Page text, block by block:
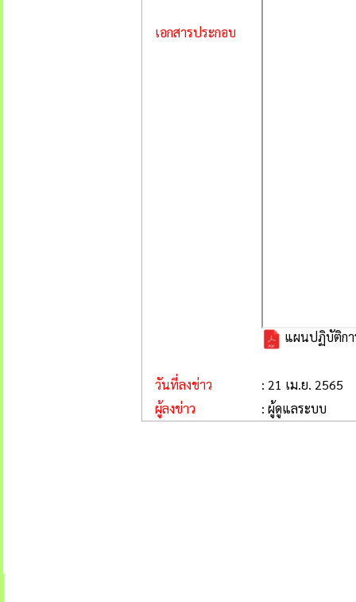
เอกสารประกอบ
แผนปฏิบัติกา
วันที่ลงข่าว
: 21 เม.ย. 2565
ผู้ลงข่าว
: ผู้ดูแลระบบ